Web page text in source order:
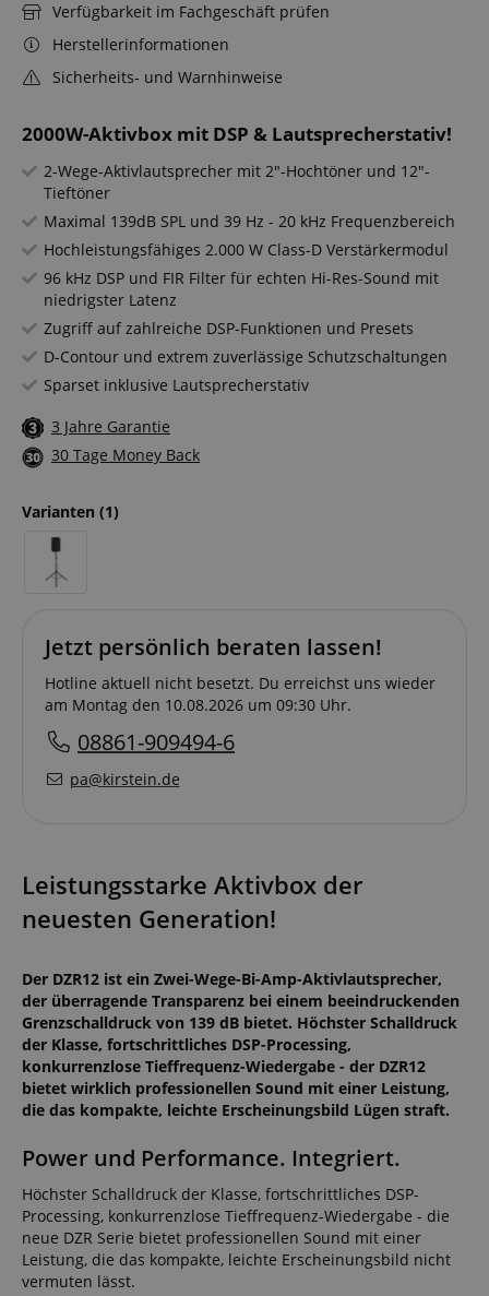
2000W-Aktivbox mit DSP & Lautsprecherstativ!
2-Wege-Aktivlautsprecher mit 2"-Hochtöner und 12"-
Tieftöner
Maximal 139dB SPL und 39 Hz - 20 kHz Frequenzbereich
Hochleistungsfähiges 2.000 W Class-D Verstärkermodul
96 kHz DSP und FIR Filter für echten Hi-Res-Sound mit
niedrigster Latenz
Zugriff auf zahlreiche DSP-Funktionen und Presets
D-Contour und extrem zuverlässige Schutzschaltungen
Sparset inklusive Lautsprecherstativ
3 Jahre Garantie
30 Tage Money Back
Varianten (1)
Verfügbarkeit im Fachgeschäft prüfen
Herstellerinformationen
Sicherheits- und Warnhinweise
Jetzt persönlich beraten lassen!
Hotline aktuell nicht besetzt. Du erreichst uns wieder
am Montag den 10.08.2026 um 09:30 Uhr.
08861-909494-6
pa@kirstein.de
Leistungsstarke Aktivbox der
neuesten Generation!
Der DZR12 ist ein Zwei-Wege-Bi-Amp-Aktivlautsprecher,
der überragende Transparenz bei einem beeindruckenden
Grenzschalldruck von 139 dB bietet. Höchster Schalldruck
der Klasse, fortschrittliches DSP-Processing,
konkurrenzlose Tieffrequenz-Wiedergabe - der DZR12
bietet wirklich professionellen Sound mit einer Leistung,
die das kompakte, leichte Erscheinungsbild Lügen straft.
Power und Performance. Integriert.
Höchster Schalldruck der Klasse, fortschrittliches DSP-
Processing, konkurrenzlose Tieffrequenz-Wiedergabe - die
neue DZR Serie bietet professionellen Sound mit einer
Leistung, die das kompakte, leichte Erscheinungsbild nicht
vermuten lässt.